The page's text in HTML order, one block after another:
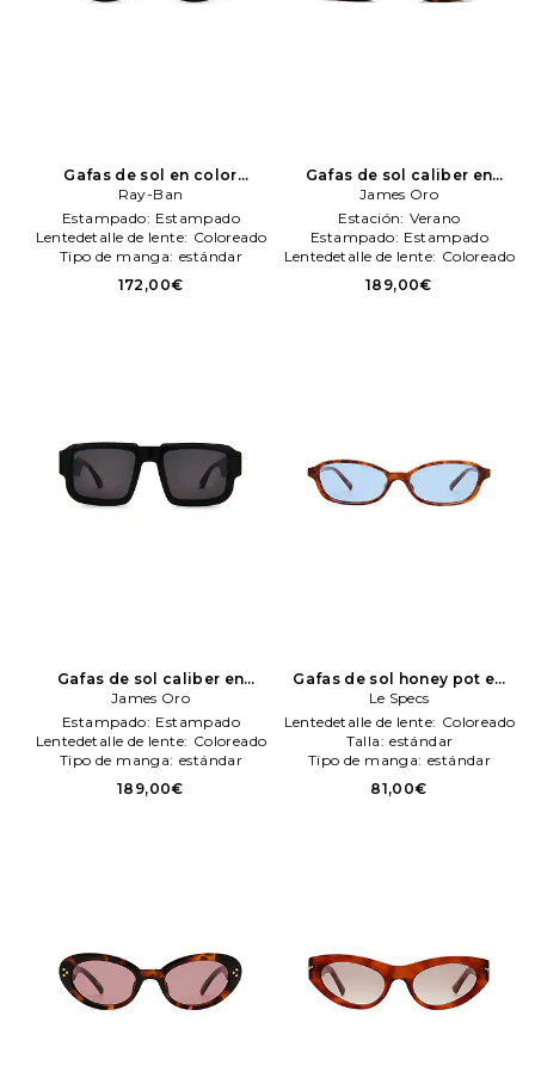
Gafas de sol en color
marrón Ray-Ban
Ray-Ban
Estampado: Estampado
Lentedetalle de lente: Coloreado
Tipo de manga: estándar
172,00€
Gafas de sol caliber en
color marrón James Oro
James Oro
Estación: Verano
Estampado: Estampado
Lentedetalle de lente: Coloreado
189,00€
Gafas de sol caliber en
color negro James Oro
James Oro
Estampado: Estampado
Lentedetalle de lente: Coloreado
Tipo de manga: estándar
189,00€
Gafas de sol honey pot en
color marrón Le Specs
Le Specs
Lentedetalle de lente: Coloreado
Talla: estándar
Tipo de manga: estándar
81,00€